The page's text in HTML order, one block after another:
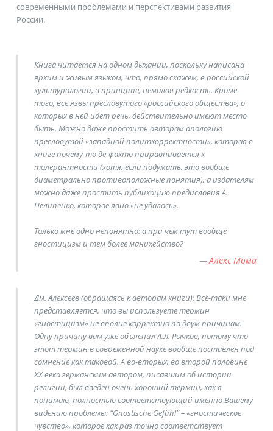
современными проблемами и перспективами развития
России.
Книга читается на одном дыхании, поскольку написана
ярким и живым языком, что, прямо скажем, в российской
культурологии, в принципе, немалая редкость. Кроме
того, все язвы пресловутого «российского общества», о
которых в ней идет речь, действительно имеют место
быть. Можно даже простить авторам апологию
пресловутой «западной политкорректности», которая в
книге почему-то де-факто приравнивается к
толерантности (хотя, если подумать, это вообще
диаметрально противоположные понятия), а издателям
можно даже простить публикацию предисловия А.
Пелипенко, которое явно «не удалось».
Только мне одно непонятно: а при чем тут вообще
гностицизм и тем более манихейство?
Алекс Мома
Дм. Алексеев (обращаясь к авторам книги): Всё-таки мне
представляется, что вы используете термин
«гностицизм» не вполне корректно по двум причинам.
Одну причину вам уже объяснил А.Л. Рычков, потому что
этот термин в современной науке вообще поставлен под
сомнение как таковой. А во-вторых, во второй половине
ХХ века германским автором, писавшим об истории
религии, был введен очень хороший термин, как я
понимаю, полностью соответствующий именно Вашему
видению проблемы: “Gnostische Gefühl” – «гностическое
чувство», которое как раз точно соответствует